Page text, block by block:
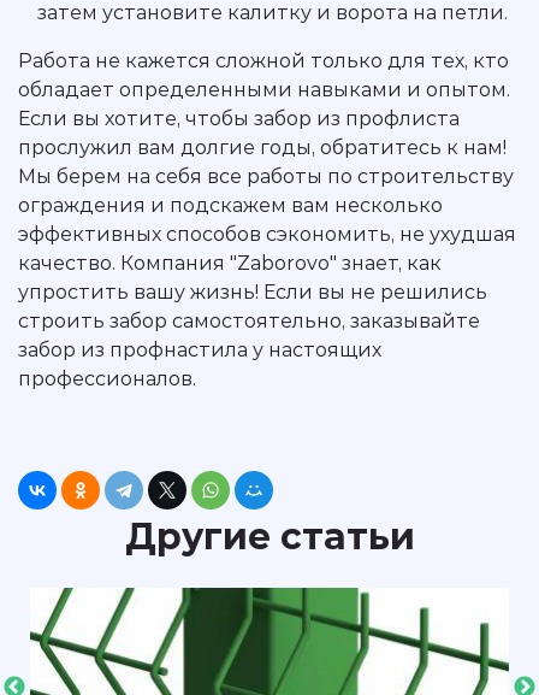
затем установите калитку и ворота на петли.
Работа не кажется сложной только для тех, кто
обладает определенными навыками и опытом.
Если вы хотите, чтобы забор из профлиста
прослужил вам долгие годы, обратитесь к нам!
Мы берем на себя все работы по строительству
ограждения и подскажем вам несколько
эффективных способов сэкономить, не ухудшая
качество. Компания "Zaborovo" знает, как
упростить вашу жизнь! Если вы не решились
строить забор самостоятельно, заказывайте
забор из профнастила у настоящих
профессионалов.
Другие статьи